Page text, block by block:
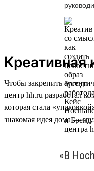
Креативная
Чтобы закрепить
центр hh.ru разработал
которая стала
знакомая идея дома —
«В